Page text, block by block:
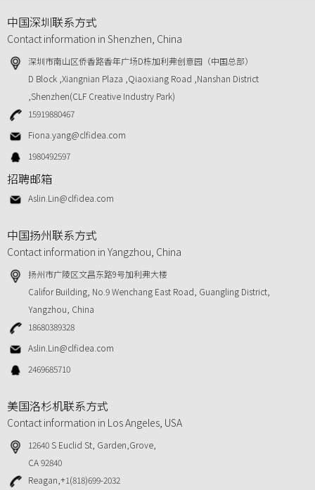
中国深圳联系方式
Contact information in Shenzhen, China
深圳市南山区侨香路香年广场D栋加利弗创意园（中国总部）
D Block ,Xiangnian Plaza ,Qiaoxiang Road ,Nanshan District
,Shenzhen(CLF Creative Industry Park)
15919880467
Fiona.yang@clfidea.com
1980492597
招聘邮箱
Aslin.Lin@clfidea.com
中国扬州联系方式
Contact information in Yangzhou, China
扬州市广陵区文昌东路9号加利弗大楼
Califor Building, No.9 Wenchang East Road, Guangling District,
Yangzhou, China
18680389328
Aslin.Lin@clfidea.com
2469685710
美国洛杉机联系方式
Contact information in Los Angeles, USA
12640 S Euclid St, Garden,Grove,
CA 92840
Reagan,+1(818)699-2032